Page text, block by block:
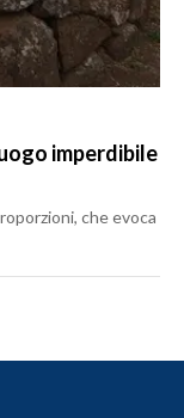
imperdibile
che evoca